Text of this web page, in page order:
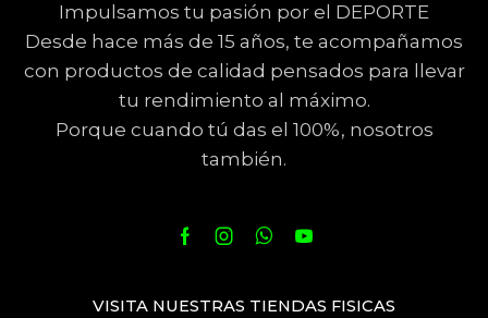
Impulsamos tu pasión por el DEPORTE
Desde hace más de 15 años, te acompañamos
con productos de calidad pensados para llevar
tu rendimiento al máximo.
Porque cuando tú das el 100%, nosotros
también.
VISITA NUESTRAS TIENDAS FISICAS